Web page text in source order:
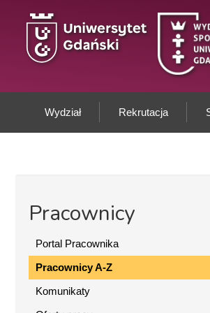
Wydział Rekrutacja
Pracownicy
Portal Pracownika
Pracownicy A-Z
Komunikaty